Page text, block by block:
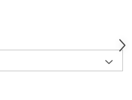
încât să fie sigure și plăcute
a tablei este adaptată pentru
colorate